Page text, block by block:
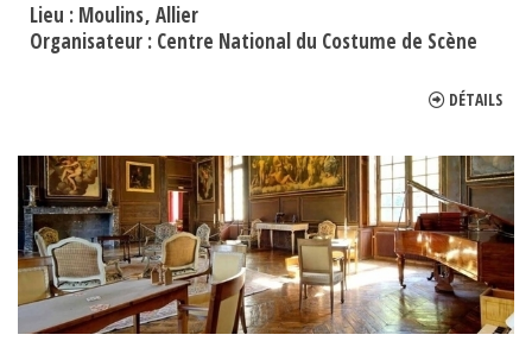
Lieu : Moulins Allier
Organisateur : Centre National du Costume de Scène
DÉTAILS